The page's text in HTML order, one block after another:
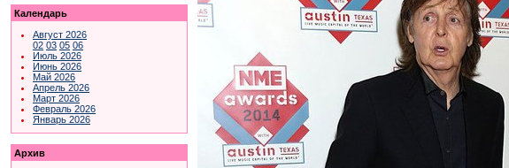
Календарь
Август 2026
02 03 05 06
Июль 2026
Июнь 2026
Май 2026
Апрель 2026
Март 2026
Февраль 2026
Январь 2026
Архив